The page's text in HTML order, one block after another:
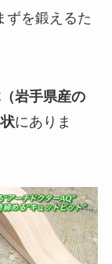
ずを鍛えるた
岩手県産の
にありま